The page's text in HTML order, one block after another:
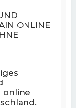
ONLINE
online